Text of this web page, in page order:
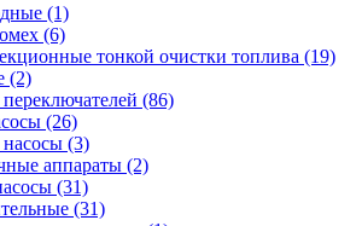
(1)
(6)
тонкой очистки топлива (19)
(2)
(86)
(26)
(3)
аппараты (2)
(31)
(31)